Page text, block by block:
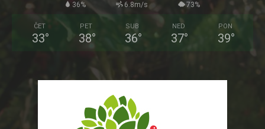
36% 6.8m/s 73%
ČET
33°
PET
38°
SUB
36°
NED
37°
PON
39°